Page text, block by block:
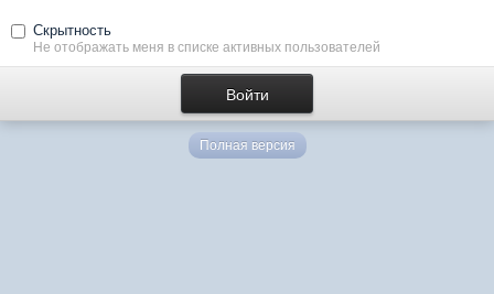
Скрытность
Не отображать меня в списке активных пользователей
Полная версия